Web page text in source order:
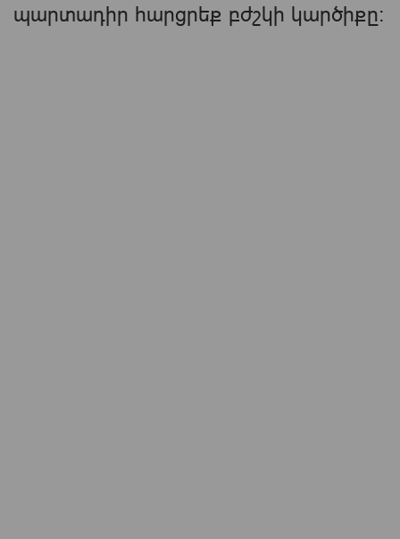
պարտադիր հարցրեք բժշկի կարծիքը։